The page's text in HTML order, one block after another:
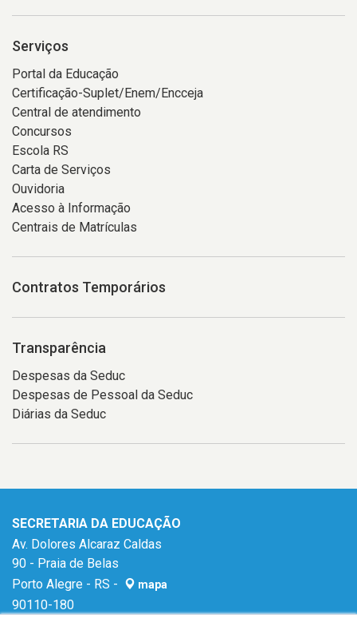
Serviços
Portal da Educação
Certificação-Suplet/Enem/Encceja
Central de atendimento
Concursos
Escola RS
Carta de Serviços
Ouvidoria
Acesso à Informação
Centrais de Matrículas
Contratos Temporários
Transparência
Despesas da Seduc
Despesas de Pessoal da Seduc
Diárias da Seduc
SECRETARIA DA EDUCAÇÃO
Av. Dolores Alcaraz Caldas
90 - Praia de Belas
Porto Alegre - RS -
mapa
90110-180